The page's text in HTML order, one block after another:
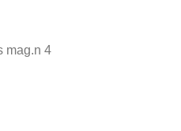
mag.n 4